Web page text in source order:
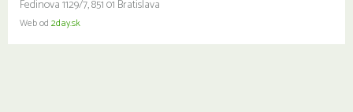
Fedinova 1129/7, 851 01 Bratislava
Web od 2day.sk